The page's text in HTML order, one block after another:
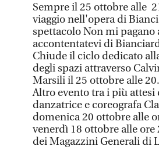
Sempre il 25 ottobre alle
viaggio nell'opera di
spettacolo Non mi pagano
accontentatevi di
Chiude il ciclo dedicato
degli spazi attraverso
Marsili il 25 ottobre alle 20.
Altro evento tra i più
danzatrice e coreografa
domenica 20 ottobre alle
venerdì 18 ottobre alle ore
dei Magazzini Generali di